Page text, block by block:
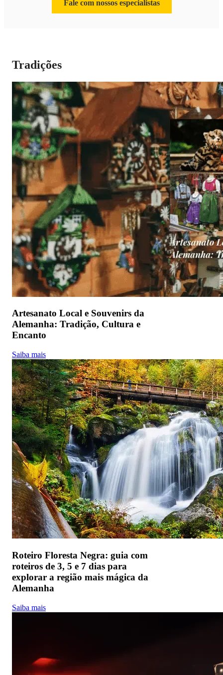
Fale com nossos especialistas
Tradições
Artesanato Local e Souvenirs da
Alemanha: Tradição, Cultura e
Encanto
Saiba mais
Roteiro Floresta Negra: guia com
roteiros de 3, 5 e 7 dias para
explorar a região mais mágica da
Alemanha
Saiba mais